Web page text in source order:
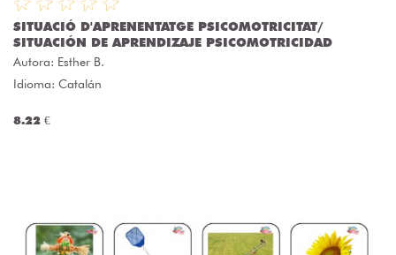
SITUACIÓ D'APRENENTATGE PSICOMOTRICITAT/
SITUACIÓN DE APRENDIZAJE PSICOMOTRICIDAD
Autora: Esther B.
Idioma: Catalán
8.22 €